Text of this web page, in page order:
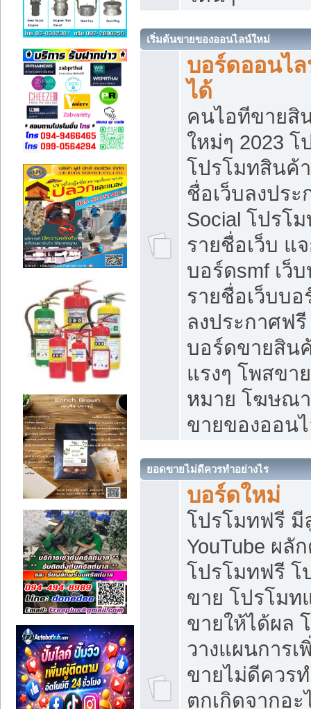
เริ่มต้นขายของออนไลน์ใหม่
บอร์ดออนไ
ได้
คนไอทีขายสิ
ใหม่ๆ 2023
โปรโมทสินค้
ชื่อเว็บลงปร
Social โปรโ
รายชื่อเว็บ แ
บอร์ดsmf เว็
รายชื่อเว็บบ
ลงประกาศฟรี
บอร์ดขายสิน
แรงๆ โพสขา
หมาย โฆษณ
ขายของออน
ยอดขายไม่ดีควรทำอย่างไร
บอร์ดใหม่
โปรโมทฟรี มี
YouTube ผลั
โปรโมทฟรี โ
ขาย โปรโมท
ขายให้ได้ผล
วางแผนการ
ขายไม่ดีควร
ตกเกิดจากอะ